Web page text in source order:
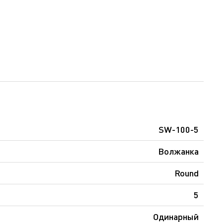
SW-100-5
Волжанка
Round
5
Одинарный